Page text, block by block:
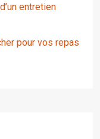
entretien
pour vos repas